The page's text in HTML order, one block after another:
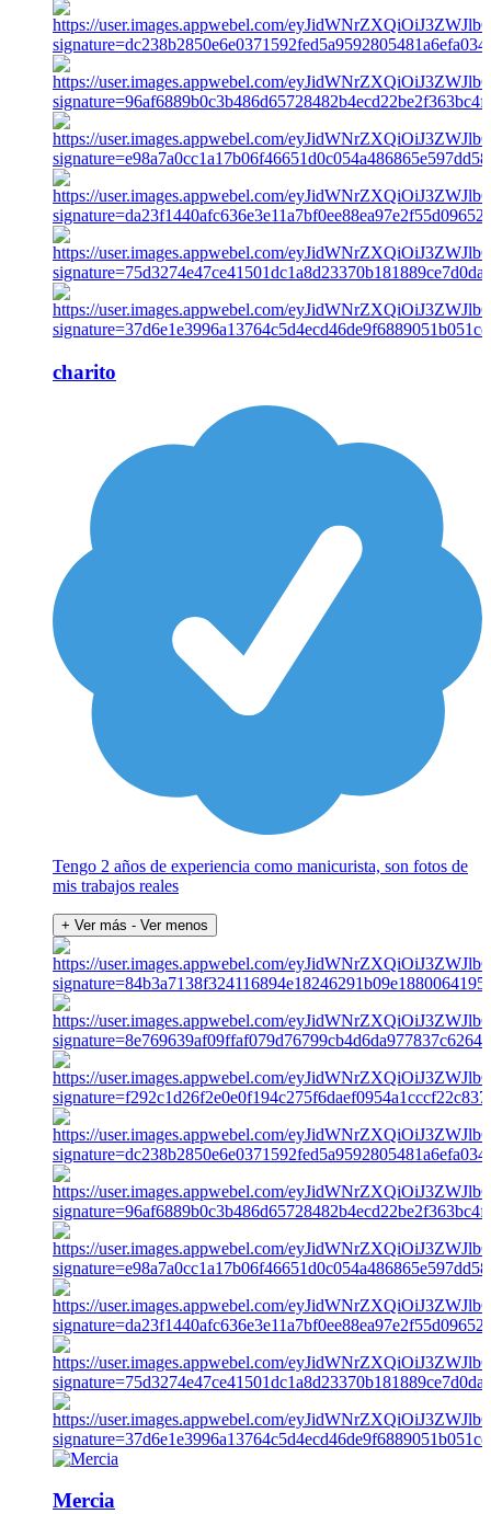
charito
Tengo 2 años de experiencia como manicurista, son fotos de
mis trabajos reales
+ Ver más - Ver menos
Mercia